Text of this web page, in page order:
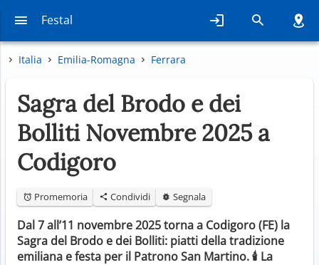
Festal
Italia Emilia-Romagna Ferrara
Sagra del Brodo e dei
Bolliti Novembre 2025 a
Codigoro
Promemoria Condividi Segnala
Dal 7 all’11 novembre 2025 torna a Codigoro (FE) la
Sagra del Brodo e dei Bolliti: piatti della tradizione
emiliana e festa per il Patrono San Martino. 🕯️ La